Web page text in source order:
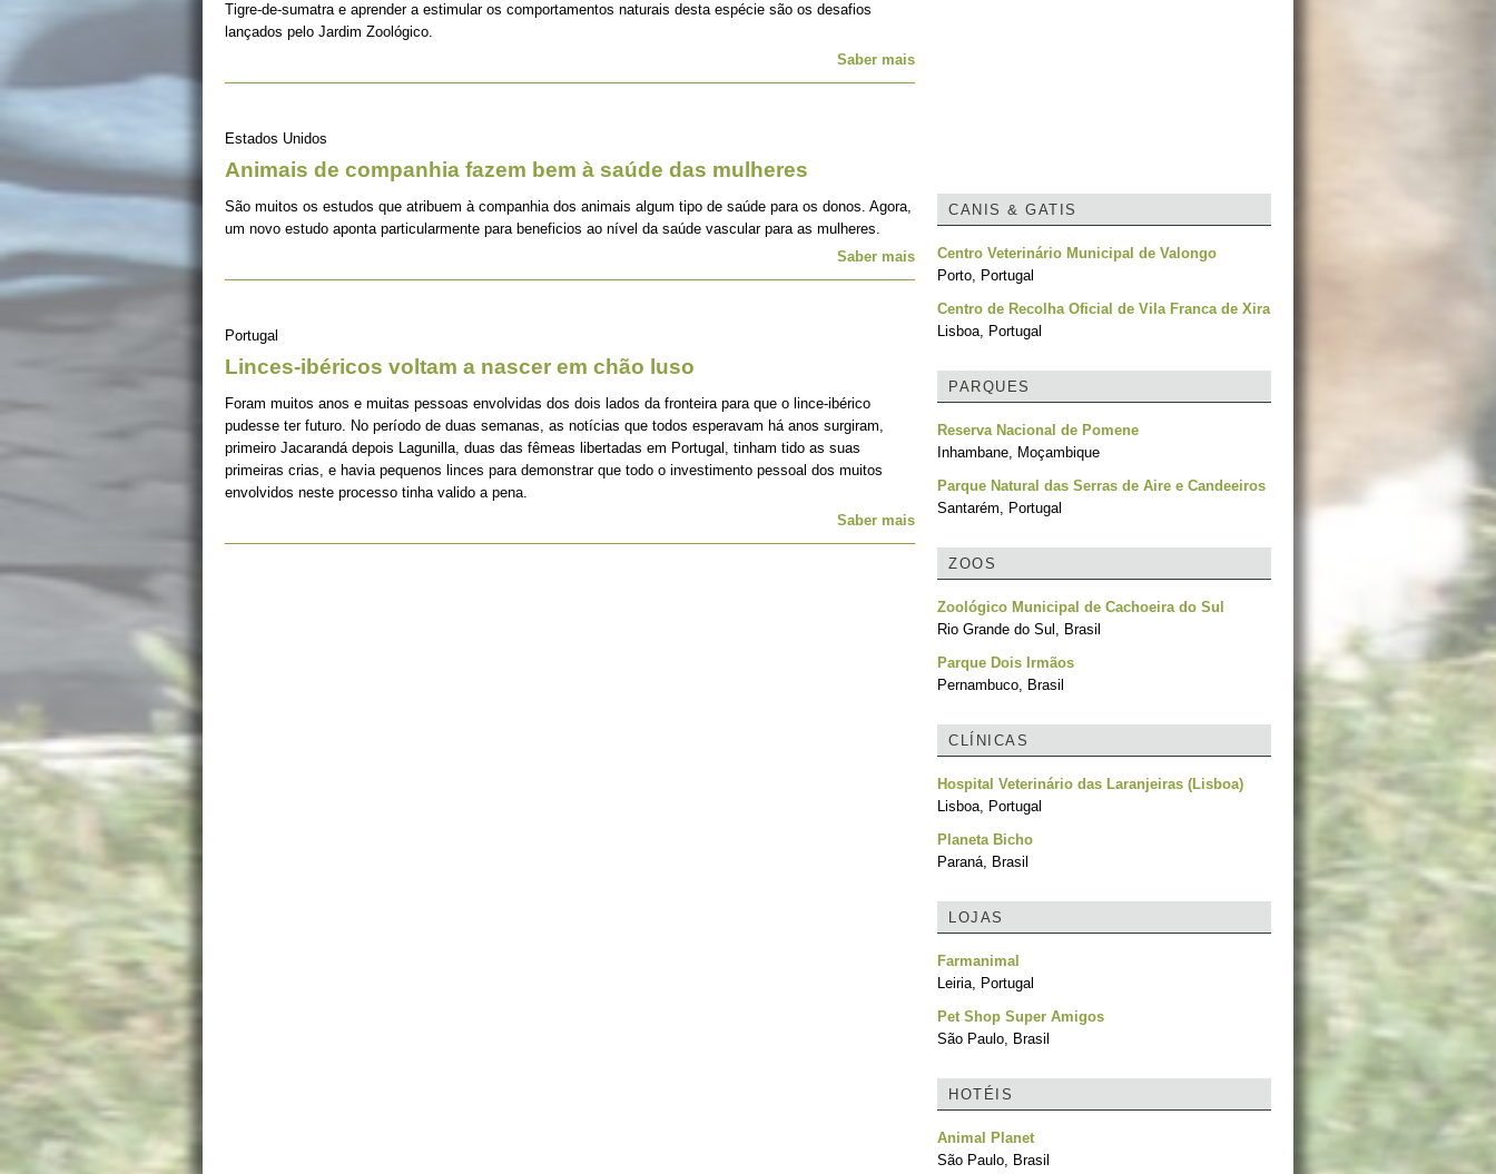
Tigre-de-sumatra e aprender a estimular os comportamentos naturais desta espécie são os desafios
lançados pelo Jardim Zoológico.
Saber mais
Estados Unidos
Animais de companhia fazem bem à saúde das mulheres
São muitos os estudos que atribuem à companhia dos animais algum tipo de saúde para os donos. Agora,
um novo estudo aponta particularmente para beneficios ao nível da saúde vascular para as mulheres.
Saber mais
Portugal
Linces-ibéricos voltam a nascer em chão luso
Foram muitos anos e muitas pessoas envolvidas dos dois lados da fronteira para que o lince-ibérico
pudesse ter futuro. No período de duas semanas, as notícias que todos esperavam há anos surgiram,
primeiro Jacarandá depois Lagunilla, duas das fêmeas libertadas em Portugal, tinham tido as suas
primeiras crias, e havia pequenos linces para demonstrar que todo o investimento pessoal dos muitos
envolvidos neste processo tinha valido a pena.
Saber mais
CANIS & GATIS
Centro Veterinário Municipal de Valongo
Porto, Portugal
Centro de Recolha Oficial de Vila Franca de Xira
Lisboa, Portugal
PARQUES
Reserva Nacional de Pomene
Inhambane, Moçambique
Parque Natural das Serras de Aire e Candeeiros
Santarém, Portugal
ZOOS
Zoológico Municipal de Cachoeira do Sul
Rio Grande do Sul, Brasil
Parque Dois Irmãos
Pernambuco, Brasil
CLÍNICAS
Hospital Veterinário das Laranjeiras (Lisboa)
Lisboa, Portugal
Planeta Bicho
Paraná, Brasil
LOJAS
Farmanimal
Leiria, Portugal
Pet Shop Super Amigos
São Paulo, Brasil
HOTÉIS
Animal Planet
São Paulo, Brasil